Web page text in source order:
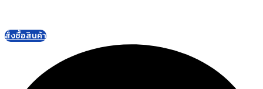
สั่งซื้อสินค้า